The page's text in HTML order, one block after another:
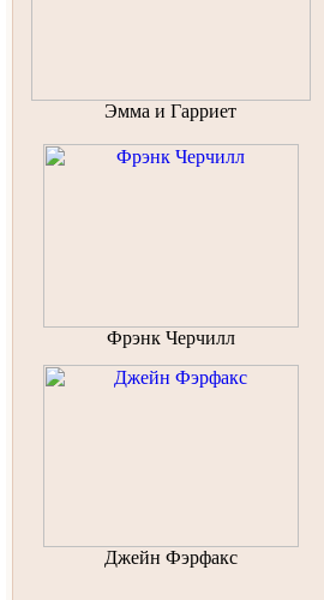
Эмма и Гарриет
Фрэнк Черчилл
Джейн Фэрфакс